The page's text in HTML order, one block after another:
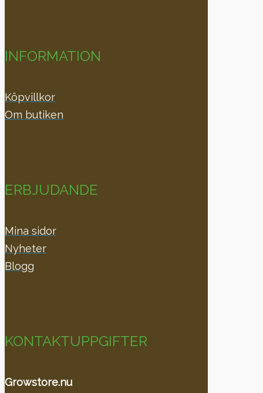
INFORMATION
Köpvillkor
Om butiken
ERBJUDANDE
Mina sidor
Nyheter
Blogg
KONTAKTUPPGIFTER
Growstore.nu